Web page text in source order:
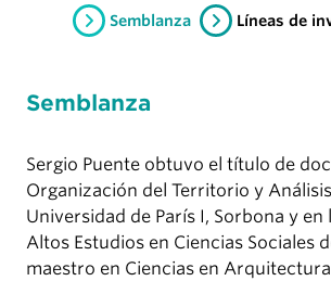
Semblanza Líneas de
Semblanza
Sergio Puente obtuvo el título de
Organización del Territorio y
Universidad de París I, Sorbona y en
Altos Estudios en Ciencias Sociales
maestro en Ciencias en